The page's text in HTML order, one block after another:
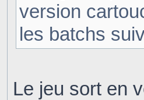
version
les batchs
Le jeu sort en